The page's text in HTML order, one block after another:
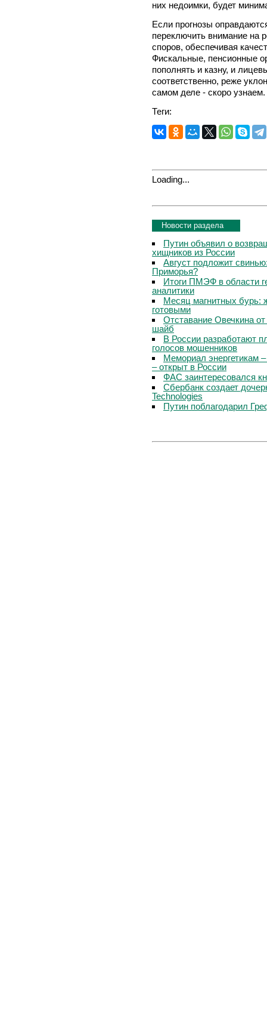
них недоимки, будет
Если прогнозы
переключить внимание на
споров, обеспечивая
Фискальные, пенсионные
пополнять и казну, и
соответственно, реже
самом деле - скоро узнаем.
Теги:
Loading...
Новости раздела
Путин объявил о
хищников из России
Август подложит
Приморья?
Итоги ПМЭФ в области
аналитики
Месяц магнитных бурь:
готовыми
Отставание Овечкина
шайб
В России разработают
голосов мошенников
Мемориал энергетикам
– открыт в России
ФАС заинтересовался
Сбербанк создает
Technologies
Путин поблагодарил